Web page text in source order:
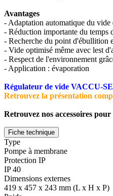
Avantages
- Adaptation automatique du vide
- Réduction importante du temps
- Recherche du point d'ébullition
- Vide optimisé même avec lest
- Respect de l'environnement
- Application : évaporation
Régulateur de vide VACCU-
Retrouvez la présentation
Retrouvez nos accessoires
Fiche technique
Type
Pompe à membrane
Protection IP
IP 40
Dimensions externes
419 x 457 x 243 mm (L x H x P)